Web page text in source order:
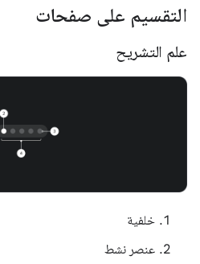
التقسيم على صفحات
علم التشريح
خلفية
عنصر نشط